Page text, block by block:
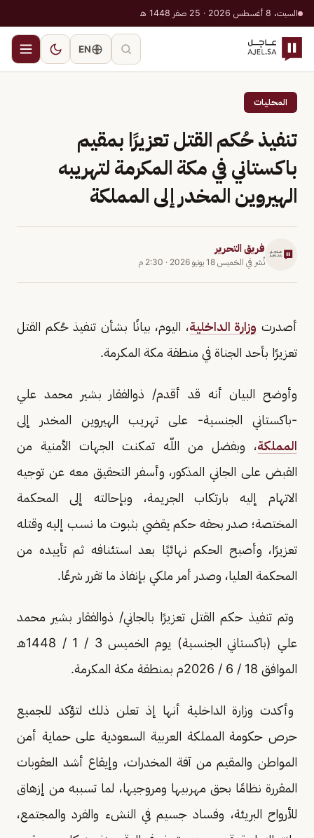
السبت، 8 أغسطس 2026 · 25 صفر 1448 هـ
EN
المحليات
تنفيذ حُكم القتل تعزيرًا بمقيم
باكستاني في مكة المكرمة لتهريبه
الهيروين المخدر إلى المملكة
فريق التحرير
نُشر في الخميس 18 يونيو 2026 · 2:30 م
أصدرت وزارة الداخلية، اليوم، بيانًا بشأن تنفيذ حُكم القتل
تعزيرًا بأحد الجناة في منطقة مكة المكرمة.
وأوضح البيان أنه قد أقدم/ ذوالفقار بشير محمد علي
-باكستاني الجنسية- على تهريب الهيروين المخدر إلى
المملكة، وبفضل من اللّه تمكنت الجهات الأمنية من
القبض على الجاني المذكور، وأسفر التحقيق معه عن توجيه
الاتهام إليه بارتكاب الجريمة، وبإحالته إلى المحكمة
المختصة؛ صدر بحقه حكم يقضي بثبوت ما نسب إليه وقتله
تعزيرًا، وأصبح الحكم نهائيًا بعد استئنافه ثم تأييده من
المحكمة العليا، وصدر أمر ملكي بإنفاذ ما تقرر شرعًا.
وتم تنفيذ حكم القتل تعزيرًا بالجاني/ ذوالفقار بشير محمد
علي (باكستاني الجنسية) يوم الخميس 3 / 1 / 1448هـ
الموافق 18 / 6 / 2026م بمنطقة مكة المكرمة.
وأكدت وزارة الداخلية أنها إذ تعلن ذلك لتؤكد للجميع
حرص حكومة المملكة العربية السعودية على حماية أمن
المواطن والمقيم من آفة المخدرات، وإيقاع أشد العقوبات
المقررة نظامًا بحق مهربيها ومروجيها، لما تسببه من إزهاق
للأرواح البريئة، وفساد جسيم في النشء والفرد والمجتمع،